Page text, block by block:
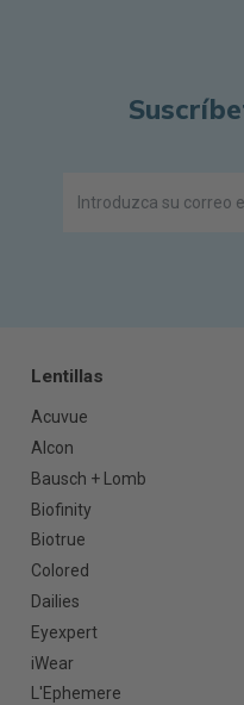
Lentillas
Acuvue
Alcon
Bausch + Lomb
Biofinity
Biotrue
Colored
Dailies
Eyexpert
iWear
L'Ephemere